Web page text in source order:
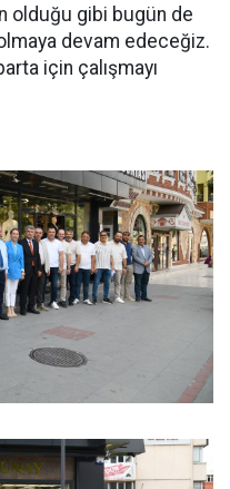
olduğu gibi bugün de
devam edeceğiz.
için çalışmayı